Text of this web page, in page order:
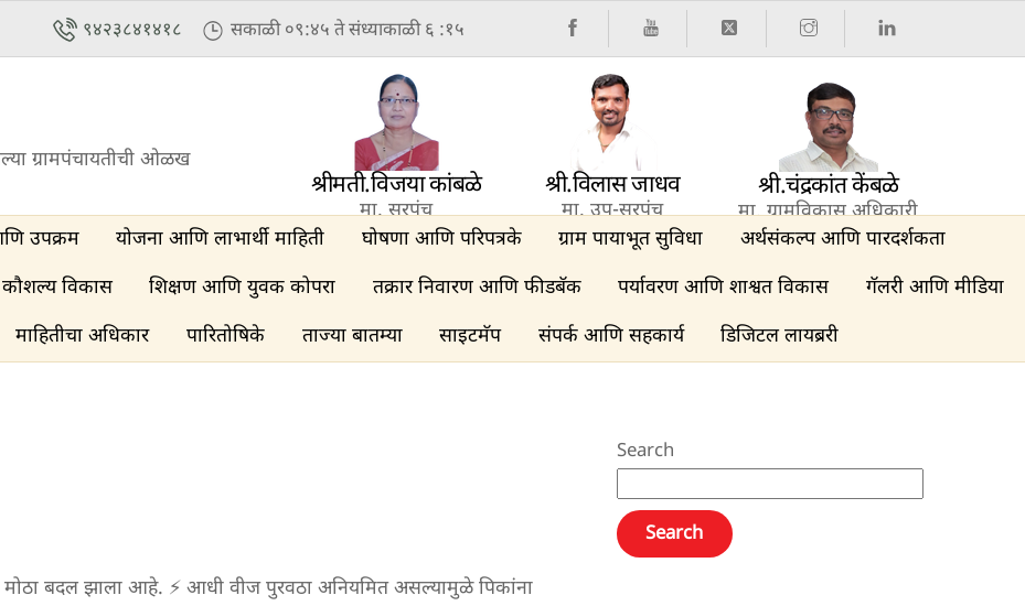
९४२३८४१४१८ सकाळी ०९:४५ ते संध्याकाळी ६ :१५
ग्रामपंचायतीची ओळख
श्रीमती.विजया कांबळे
मा. सरपंच
श्री.विलास जाधव
मा. उप-सरपंच
श्री.चंद्रकांत केंबळे
मा. ग्रामविकास अधिकारी
उपक्रम योजना आणि लाभार्थी माहिती घोषणा आणि परिपत्रके ग्राम पायाभूत सुविधा
अर्थसंकल्प आणि पारदर्शकता
विकास शिक्षण आणि युवक कोपरा तक्रार निवारण आणि फीडबॅक पर्यावरण आणि शाश्वत विकास
गॅलरी आणि मीडिया
माहितीचा अधिकार पारितोषिके ताज्या बातम्या साइटमॅप संपर्क आणि सहकार्य डिजिटल लायब्ररी
बदल झाला आहे. ⚡ आधी वीज पुरवठा अनियमित असल्यामुळे पिकांना
Search
Search